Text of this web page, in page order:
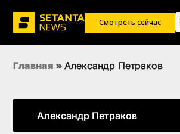
Смотреть сейчас
Главная » Александр Петраков
Александр Петраков